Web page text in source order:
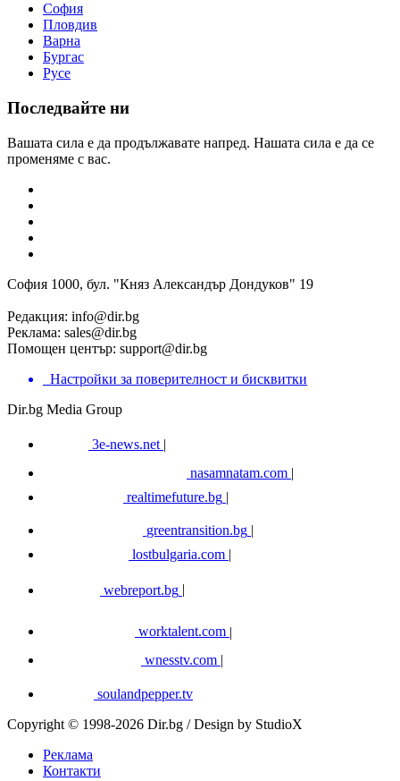
София
Пловдив
Варна
Бургас
Русе
Последвайте ни
Вашата сила е да продължавате напред. Нашата сила е да се
променяме с вас.
София 1000, бул. "Княз Александър Дондуков" 19
Редакция: info@dir.bg
Реклама: sales@dir.bg
Помощен център: support@dir.bg
Настройки за поверителност и бисквитки
Dir.bg Media Group
3e-news.net |
nasamnatam.com |
realtimefuture.bg |
greentransition.bg |
lostbulgaria.com |
webreport.bg
worktalent.com |
wnesstv.com |
soulandpepper.tv
Copyright © 1998-2026 Dir.bg / Design by StudioX
Реклама
Контакти